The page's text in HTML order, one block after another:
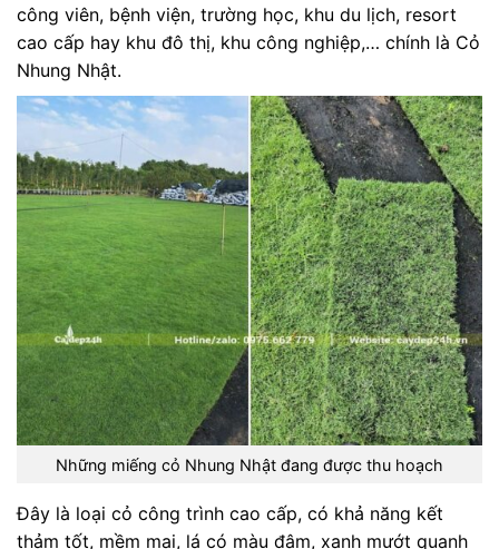
công viên, bệnh viện, trường học, khu du lịch, resort
cao cấp hay khu đô thị, khu công nghiệp,… chính là Cỏ
Nhung Nhật.
Những miếng cỏ Nhung Nhật đang được thu hoạch
Đây là loại cỏ công trình cao cấp, có khả năng kết
thảm tốt, mềm mại, lá có màu đậm, xanh mướt quanh